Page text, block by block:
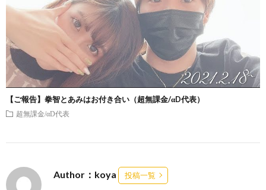
【ご報告】拳智とあみはお付き合い（超無課金/αD代表）
超無課金/αD代表
Author：koya 投稿一覧